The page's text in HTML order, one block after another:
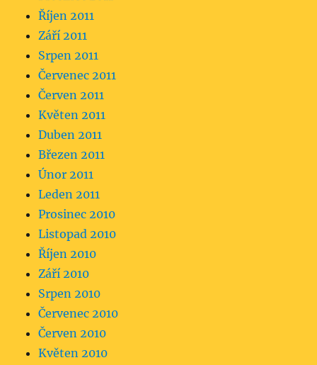
Říjen 2011
Září 2011
Srpen 2011
Červenec 2011
Červen 2011
Květen 2011
Duben 2011
Březen 2011
Únor 2011
Leden 2011
Prosinec 2010
Listopad 2010
Říjen 2010
Září 2010
Srpen 2010
Červenec 2010
Červen 2010
Květen 2010